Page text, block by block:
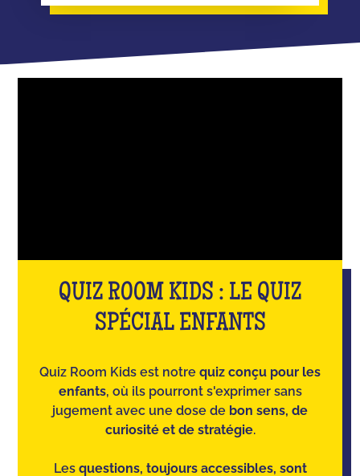
QUIZ ROOM KIDS : LE QUIZ
SPÉCIAL ENFANTS
Quiz Room Kids est notre quiz conçu pour les
enfants, où ils pourront s'exprimer sans
jugement avec une dose de bon sens, de
curiosité et de stratégie.
Les questions, toujours accessibles, sont